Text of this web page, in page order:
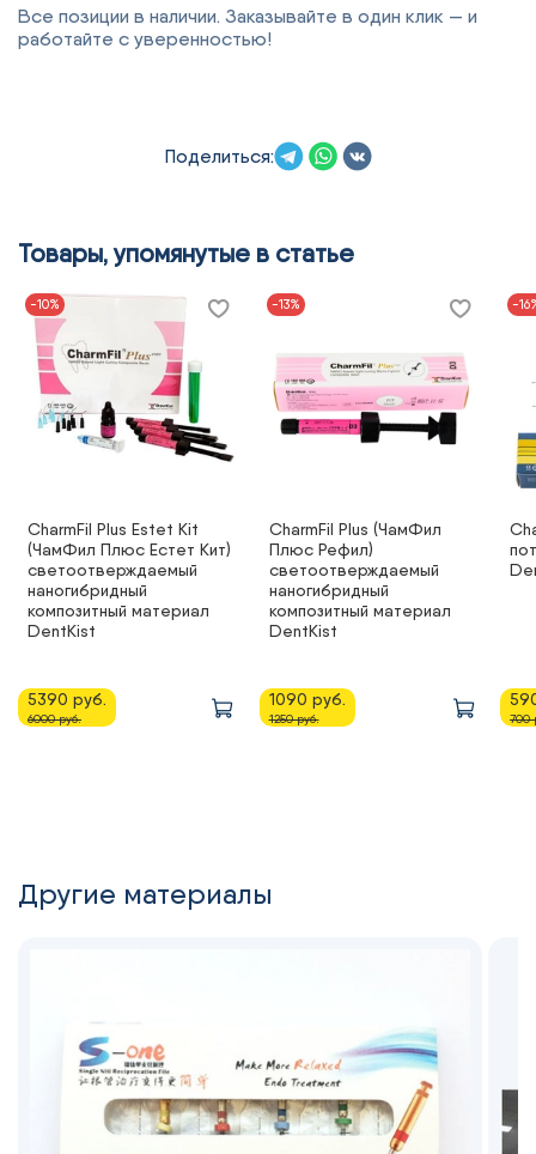
Все позиции в наличии. Заказывайте в один клик — и
работайте с уверенностью!
Поделиться:
Товары, упомянутые в статье
-10%
CharmFil Plus Estet Kit
(ЧамФил Плюс Естет Кит)
светоотверждаемый
наногибридный
композитный материал
DentKist
5390 руб.
6000 руб.
-13%
CharmFil Plus (ЧамФил
Плюс Рефил)
светоотверждаемый
наногибридный
композитный материал
DentKist
1090 руб.
1250 руб.
-
700
Другие материалы